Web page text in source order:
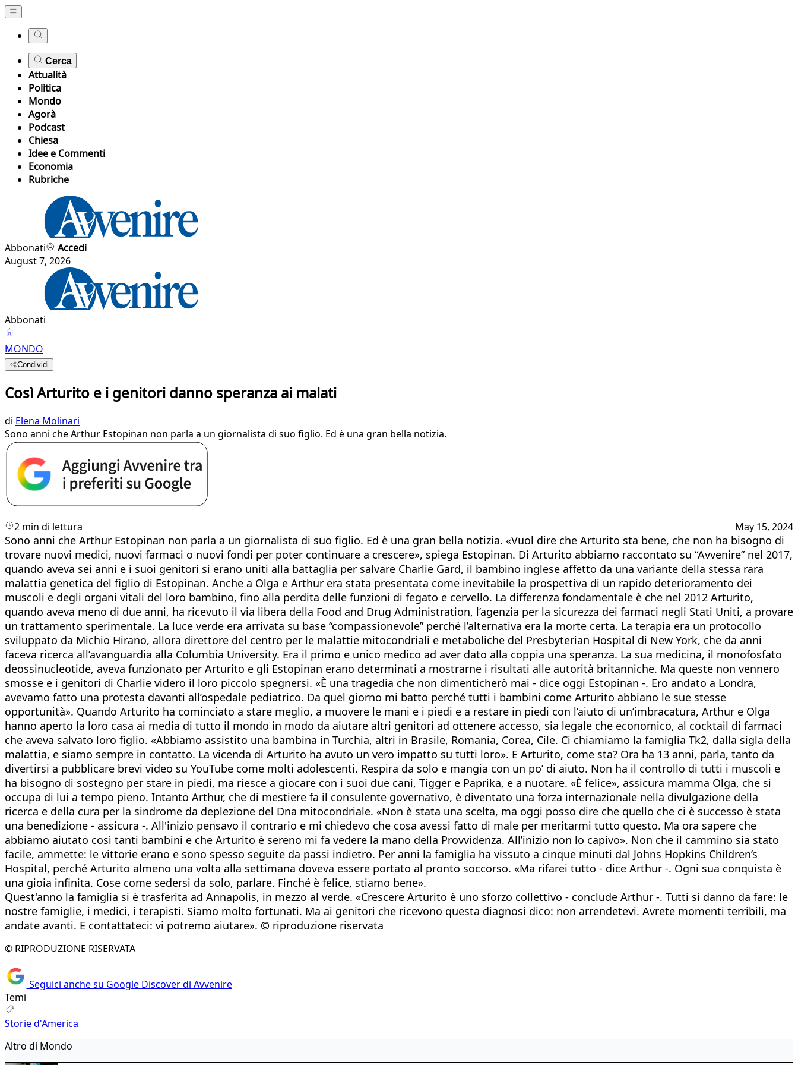
Cerca
Attualità
Politica
Mondo
Agorà
Podcast
Chiesa
Idee e Commenti
Economia
Rubriche
Abbonati
Accedi
August 7, 2026
Abbonati
MONDO
Condividi
Così Arturito e i genitori danno speranza ai malati
di Elena Molinari
Sono anni che Arthur Estopinan non parla a un giornalista di suo figlio. Ed è una gran bella notizia.
2 min di lettura May 15, 2024
Sono anni che Arthur Estopinan non parla a un giornalista di suo figlio. Ed è una gran bella notizia. «Vuol dire che Arturito sta bene, che non ha bisogno di
trovare nuovi medici, nuovi farmaci o nuovi fondi per poter continuare a crescere», spiega Estopinan. Di Arturito abbiamo raccontato su “Avvenire” nel 2017,
quando aveva sei anni e i suoi genitori si erano uniti alla battaglia per salvare Charlie Gard, il bambino inglese affetto da una variante della stessa rara
malattia genetica del figlio di Estopinan. Anche a Olga e Arthur era stata presentata come inevitabile la prospettiva di un rapido deterioramento dei
muscoli e degli organi vitali del loro bambino, fino alla perdita delle funzioni di fegato e cervello. La differenza fondamentale è che nel 2012 Arturito,
quando aveva meno di due anni, ha ricevuto il via libera della Food and Drug Administration, l’agenzia per la sicurezza dei farmaci negli Stati Uniti, a provare
un trattamento sperimentale. La luce verde era arrivata su base “compassionevole” perché l’alternativa era la morte certa. La terapia era un protocollo
sviluppato da Michio Hirano, allora direttore del centro per le malattie mitocondriali e metaboliche del Presbyterian Hospital di New York, che da anni
faceva ricerca all’avanguardia alla Columbia University. Era il primo e unico medico ad aver dato alla coppia una speranza. La sua medicina, il monofosfato
deossinucleotide, aveva funzionato per Arturito e gli Estopinan erano determinati a mostrarne i risultati alle autorità britanniche. Ma queste non vennero
smosse e i genitori di Charlie videro il loro piccolo spegnersi. «È una tragedia che non dimenticherò mai - dice oggi Estopinan -. Ero andato a Londra,
avevamo fatto una protesta davanti all’ospedale pediatrico. Da quel giorno mi batto perché tutti i bambini come Arturito abbiano le sue stesse
opportunità». Quando Arturito ha cominciato a stare meglio, a muovere le mani e i piedi e a restare in piedi con l’aiuto di un’imbracatura, Arthur e Olga
hanno aperto la loro casa ai media di tutto il mondo in modo da aiutare altri genitori ad ottenere accesso, sia legale che economico, al cocktail di farmaci
che aveva salvato loro figlio. «Abbiamo assistito una bambina in Turchia, altri in Brasile, Romania, Corea, Cile. Ci chiamiamo la famiglia Tk2, dalla sigla della
malattia, e siamo sempre in contatto. La vicenda di Arturito ha avuto un vero impatto su tutti loro». E Arturito, come sta? Ora ha 13 anni, parla, tanto da
divertirsi a pubblicare brevi video su YouTube come molti adolescenti. Respira da solo e mangia con un po’ di aiuto. Non ha il controllo di tutti i muscoli e
ha bisogno di sostegno per stare in piedi, ma riesce a giocare con i suoi due cani, Tigger e Paprika, e a nuotare. «È felice», assicura mamma Olga, che si
occupa di lui a tempo pieno. Intanto Arthur, che di mestiere fa il consulente governativo, è diventato una forza internazionale nella divulgazione della
ricerca e della cura per la sindrome da deplezione del Dna mitocondriale. «Non è stata una scelta, ma oggi posso dire che quello che ci è successo è stata
una benedizione - assicura -. All'inizio pensavo il contrario e mi chiedevo che cosa avessi fatto di male per meritarmi tutto questo. Ma ora sapere che
abbiamo aiutato così tanti bambini e che Arturito è sereno mi fa vedere la mano della Provvidenza. All’inizio non lo capivo». Non che il cammino sia stato
facile, ammette: le vittorie erano e sono spesso seguite da passi indietro. Per anni la famiglia ha vissuto a cinque minuti dal Johns Hopkins Children’s
Hospital, perché Arturito almeno una volta alla settimana doveva essere portato al pronto soccorso. «Ma rifarei tutto - dice Arthur -. Ogni sua conquista è
una gioia infinita. Cose come sedersi da solo, parlare. Finché è felice, stiamo bene».
Quest'anno la famiglia si è trasferita ad Annapolis, in mezzo al verde. «Crescere Arturito è uno sforzo collettivo - conclude Arthur -. Tutti si danno da fare: le
nostre famiglie, i medici, i terapisti. Siamo molto fortunati. Ma ai genitori che ricevono questa diagnosi dico: non arrendetevi. Avrete momenti terribili, ma
andate avanti. E contattateci: vi potremo aiutare». © riproduzione riservata
© RIPRODUZIONE RISERVATA
Seguici anche su Google Discover di Avvenire
Temi
Storie d'America
Altro di Mondo